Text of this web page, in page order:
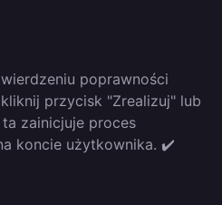
poprawności
przycisk "Zrealizuj" lub
zainicjuje proces
koncie użytkownika. ✔️